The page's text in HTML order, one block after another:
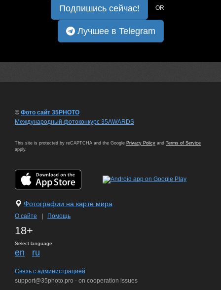
Подпишись сейчас! OR
Лучшее в Telegram
© Фото сайт 35PHOTO
Международный фотоконкурс 35AWARDS
This site is protected by reCAPTCHA and the Google Privacy Policy and Terms of Service
apply.
Фотографии на карте мира
О сайте Помощь
18+
Select language:
en ru
Связь с администрацией
support@35photo.pro - on cooperation issues